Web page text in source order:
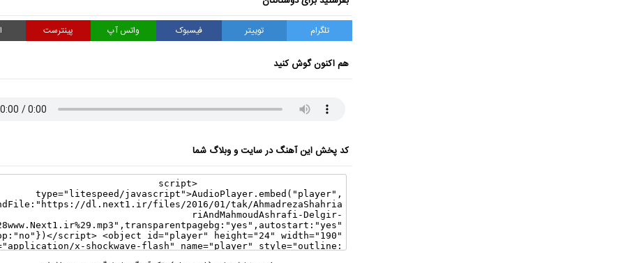
تلگرام توییتر فیسبوک واتس آپ پینترست
هم اکنون گوش کنید
کد پخش این آهنگ در سایت و وبلاگ شما